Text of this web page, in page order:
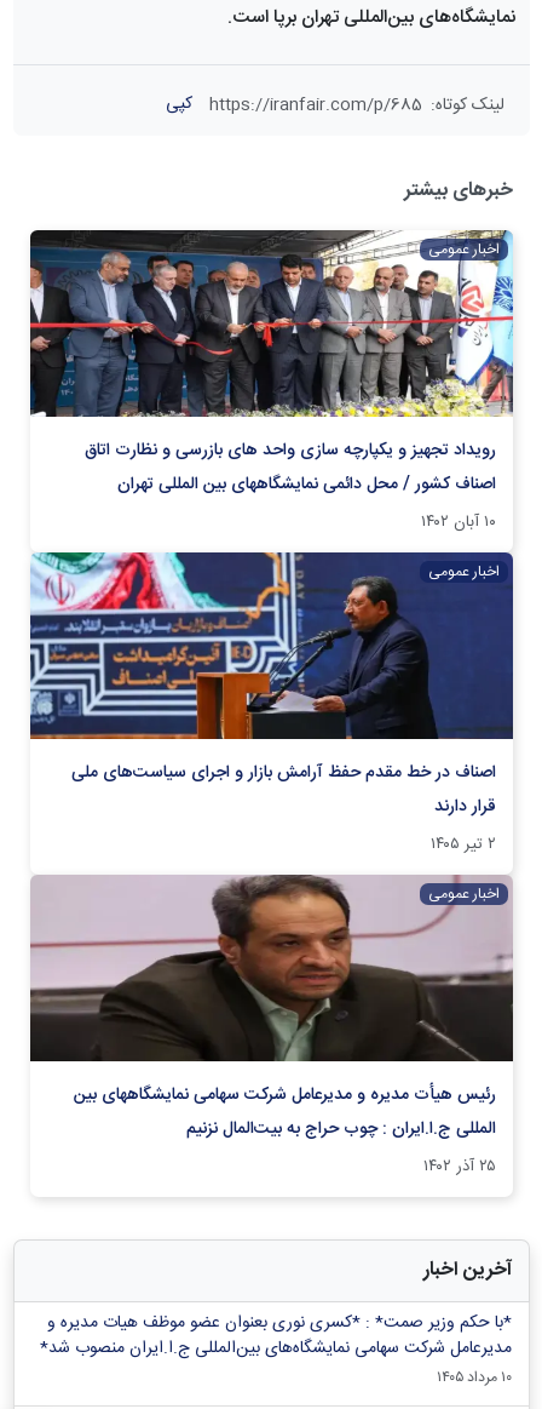
نمایشگاه‌های بین‌المللی تهران برپا است.
لینک کوتاه:
https://iranfair.com/p/685 کپی
خبرهای بیشتر
اخبار عمومی
رویداد تجهیز و یکپارچه سازی واحد های بازرسی و نظارت اتاق
اصناف کشور / محل دائمی نمایشگاههای بین المللی تهران
۱۰ آبان ۱۴۰۲
اخبار عمومی
اصناف در خط مقدم حفظ آرامش بازار و اجرای سیاست‌های ملی
قرار دارند
۲ تیر ۱۴۰۵
اخبار عمومی
رئیس هیأت مدیره و مدیرعامل شرکت سهامی نمایشگاههای بین
المللی ج.ا.ایران : چوب حراج به بیت‌المال نزنیم
۲۵ آذر ۱۴۰۲
آخرین اخبار
*با حکم وزیر صمت* : *کسری نوری بعنوان عضو موظف هیات مدیره و
مدیرعامل شرکت سهامی نمایشگاه‌های بین‌المللی ج.ا.ایران منصوب شد*
۱۰ مرداد ۱۴۰۵